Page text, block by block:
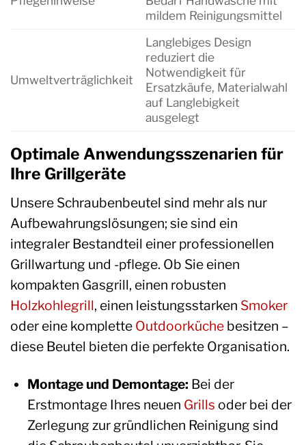
mildem Reinigungsmittel
Umweltverträglichkeit
Langlebiges Design
reduziert die
Notwendigkeit für
Ersatzkäufe, Materialwahl
auf Langlebigkeit
ausgelegt
Optimale Anwendungsszenarien für
Ihre Grillgeräte
Unsere Schraubenbeutel sind mehr als nur
Aufbewahrungslösungen; sie sind ein
integraler Bestandteil einer professionellen
Grillwartung und -pflege. Ob Sie einen
kompakten Gasgrill, einen robusten
Holzkohlegrill, einen leistungsstarken Smoker
oder eine komplette Outdoorküche besitzen –
diese Beutel bieten die perfekte Organisation.
Montage und Demontage: Bei der
Erstmontage Ihres neuen Grills oder bei der
Zerlegung zur gründlichen Reinigung sind